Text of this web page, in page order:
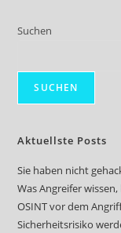
Suchen
SUCHEN
Aktuellste Posts
Sie haben nicht
Was Angreifer
OSINT vor dem
Sicherheitsrisiko